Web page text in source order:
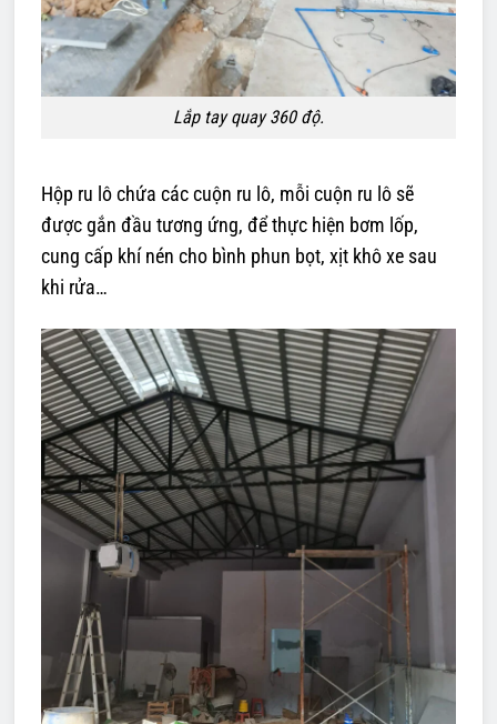
Lắp tay quay 360 độ.
Hộp ru lô chứa các cuộn ru lô, mỗi cuộn ru lô sẽ
được gắn đầu tương ứng, để thực hiện bơm lốp,
cung cấp khí nén cho bình phun bọt, xịt khô xe sau
khi rửa…